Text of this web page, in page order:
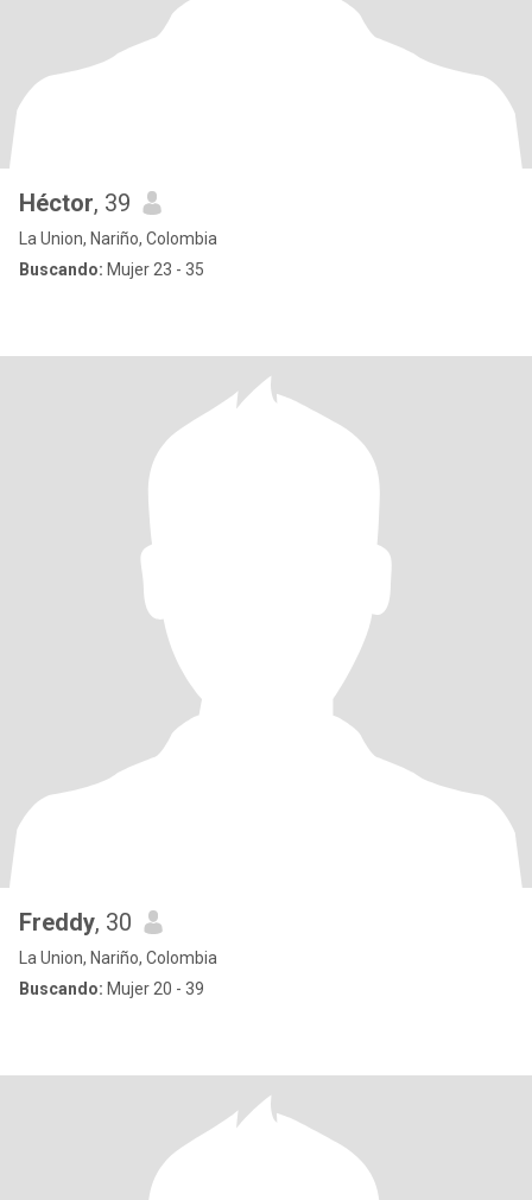
Héctor, 39
La Union, Nariño, Colombia
Buscando: Mujer 23 - 35
Freddy, 30
La Union, Nariño, Colombia
Buscando: Mujer 20 - 39